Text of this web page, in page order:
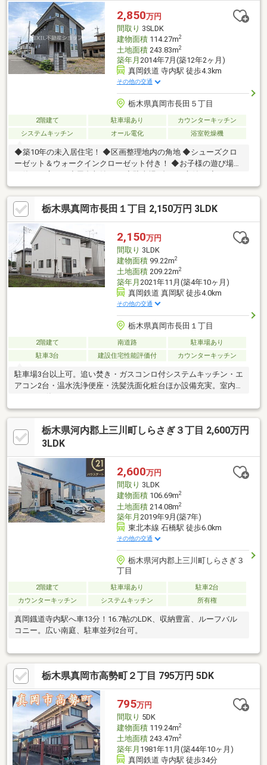
2,850万円
間取り 3SLDK
建物面積114.27m2
土地面積243.83m2
築年月 2014年7月(築12年2ヶ月)
真岡鉄道 寺内駅 徒歩4.3km
その他の交通
栃木県真岡市長田５丁目
2階建て 駐車場あり
カウンターキッチン
システムキッチン
オール電化 浴室乾燥機
◆築10年の未入居住宅！ ◆区画整理地内の角地 ◆シューズクロ
ーゼット＆ウォークインクローゼット付き！ ◆お子様の遊び場に
電化の住まい
栃木県真岡市長田１丁目 2,150万円 3LDK
2,150万円
間取り 3LDK
建物面積99.22m2
土地面積209.22m2
築年月 2021年11月(築4年10ヶ月)
真岡鉄道 真岡駅 徒歩4.0km
その他の交通
栃木県真岡市長田１丁目
2階建て 南道路
駐車場あり
駐車3台
建設住宅性能評価付 カウンターキッチン
駐車場3台以上可。追い焚き・ガスコンロ付システムキッチン・エ
アコン2台・温水洗浄便座・洗髪洗面化粧台ほか設備充実。室内き
れいにお使いです。
栃木県河内郡上三川町しらさぎ３丁目 2,600万円
3LDK
2,600万円
間取り 3LDK
建物面積106.69m2
土地面積214.08m2
築年月 2019年9月(築7年)
東北本線 石橋駅 徒歩6.0km
その他の交通
栃木県河内郡上三川町しらさぎ３
丁目
2階建て 駐車場あり
駐車2台
カウンターキッチン
システムキッチン 所有権
真岡鐡道寺内駅へ車13分！16.7帖のLDK、収納豊富、ルーフバル
コニー。広い南庭、駐車並列2台可。
栃木県真岡市高勢町２丁目 795万円 5DK
795万円
間取り 5DK
建物面積119.24m2
土地面積243.47m2
築年月 1981年11月(築44年10ヶ月)
真岡鉄道 寺内駅 徒歩34分